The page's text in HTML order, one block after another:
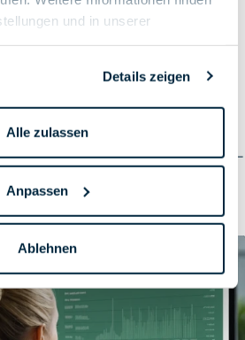
und in unserer
Details zeigen
Alle zulassen
Anpassen
Ablehnen
täglichen Betrieb und laufenden
Geschäftsanwendungen
Suite als auch in SAP S/4HANA®-